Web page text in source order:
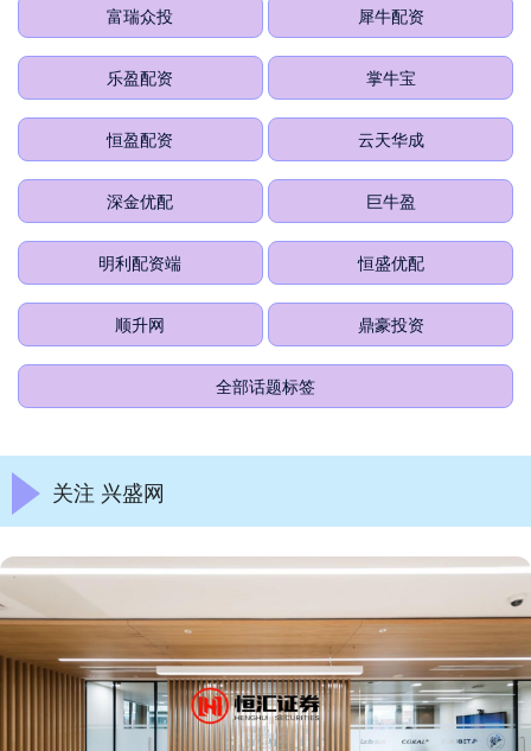
富瑞众投 犀牛配资
乐盈配资 掌牛宝
恒盈配资 云天华成
深金优配 巨牛盈
明利配资端 恒盛优配
顺升网 鼎豪投资
全部话题标签
关注 兴盛网